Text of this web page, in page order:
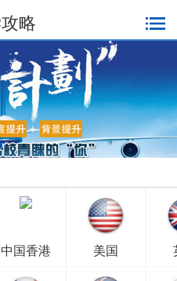
略
中国香港 美国